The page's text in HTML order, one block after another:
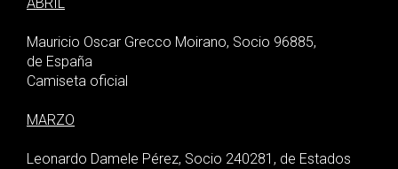
Mauricio Oscar Grecco Moirano, Socio 96885,
de España
Camiseta oficial
MARZO
Leonardo Damele Pérez, Socio 240281, de Estados